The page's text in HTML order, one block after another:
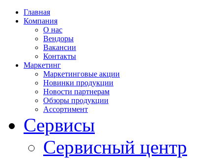
Главная
Компания
О нас
Вендоры
Вакансии
Контакты
Маркетинг
Маркетинговые акции
Новинки продукции
Новости партнерам
Обзоры продукции
Ассортимент
Сервисы
Сервисный центр